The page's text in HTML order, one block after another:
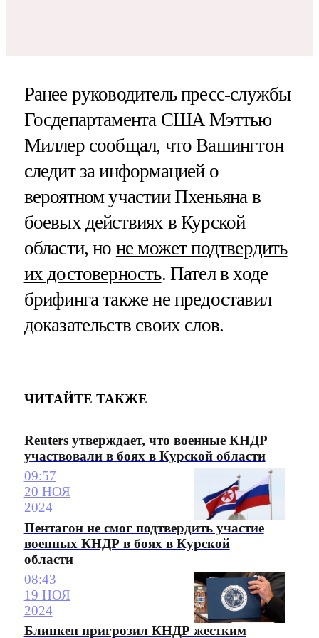
Ранее руководитель пресс-службы
Госдепартамента США Мэттью
Миллер сообщал, что Вашингтон
следит за информацией о
вероятном участии Пхеньяна в
боевых действиях в Курской
области, но не может подтвердить
их достоверность. Пател в ходе
брифинга также не предоставил
доказательств своих слов.
ЧИТАЙТЕ ТАКЖЕ
Reuters утверждает, что военные КНДР
участвовали в боях в Курской области
09:57
20 НОЯ
2024
Пентагон не смог подтвердить участие
военных КНДР в боях в Курской
области
08:43
19 НОЯ
2024
Блинкен пригрозил КНДР жестким